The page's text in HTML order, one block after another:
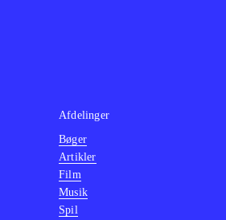
Afdelinger
Bøger
Artikler
Film
Musik
Spil